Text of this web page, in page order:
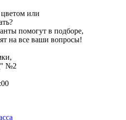
или
помогут в подборе,
на все ваши вопросы!
№2